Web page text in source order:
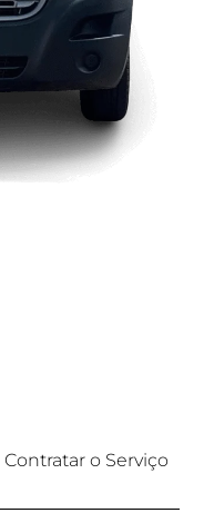
o Serviço